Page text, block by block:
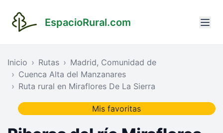
EspacioRural.com
Inicio Rutas
Madrid, Comunidad de
Cuenca Alta del Manzanares
Ruta rural en Miraflores De La Sierra
Mis favoritas